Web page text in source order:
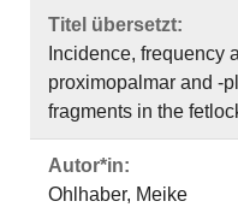
Titel übersetzt:
Incidence, frequency
proximopalmar and -
fragments in the
Autor*in:
Ohlhaber, Meike